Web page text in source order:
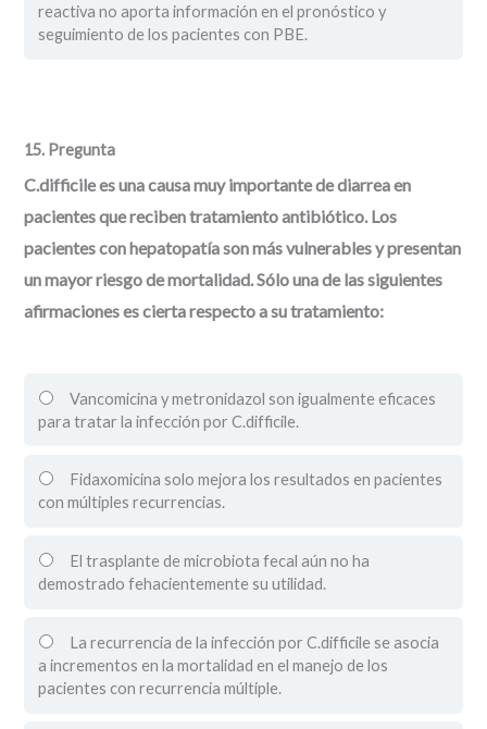
reactiva no aporta información en el pronóstico y
seguimiento de los pacientes con PBE.
15. Pregunta
C.difficile es una causa muy importante de diarrea en
pacientes que reciben tratamiento antibiótico. Los
pacientes con hepatopatía son más vulnerables y presentan
un mayor riesgo de mortalidad. Sólo una de las siguientes
afirmaciones es cierta respecto a su tratamiento:
Vancomicina y metronidazol son igualmente eficaces
para tratar la infección por C.difficile.
Fidaxomicina solo mejora los resultados en pacientes
con múltiples recurrencias.
El trasplante de microbiota fecal aún no ha
demostrado fehacientemente su utilidad.
La recurrencia de la infección por C.difficile se asocia
a incrementos en la mortalidad en el manejo de los
pacientes con recurrencia múltiple.